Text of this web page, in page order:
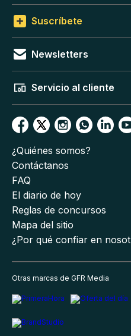
Suscríbete
Newsletters
Servicio al cliente
¿Quiénes somos?
Contáctanos
FAQ
El diario de hoy
Reglas de concursos
Mapa del sitio
¿Por qué confiar en
Otras marcas de GFR Media